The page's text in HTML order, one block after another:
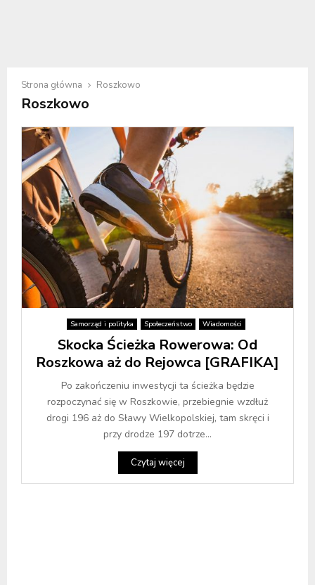
Strona główna Roszkowo
Roszkowo
Samorząd i polityka Społeczeństwo Wiadomości
Skocka Ścieżka Rowerowa: Od
Roszkowa aż do Rejowca [GRAFIKA]
Po zakończeniu inwestycji ta ścieżka będzie
rozpoczynać się w Roszkowie, przebiegnie wzdłuż
drogi 196 aż do Sławy Wielkopolskiej, tam skręci i
przy drodze 197 dotrze...
Czytaj więcej